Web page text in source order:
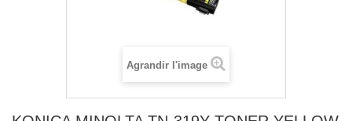
Agrandir l'image